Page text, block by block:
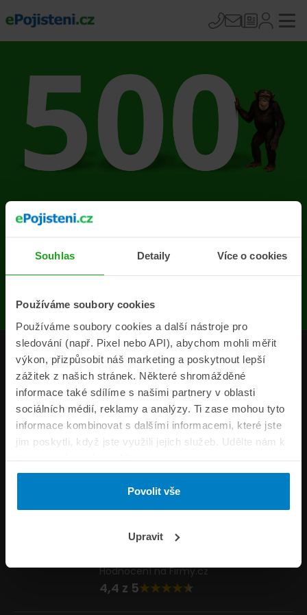
Souhlas Detaily Více o cookies
Používáme soubory cookies
Používáme soubory cookies a další nástroje pro
sledování (např. Pixel nebo API), abychom mohli měřit
výkon, přizpůsobit náš marketing a poskytnout lepší
zážitek z našich stránek. Některé shromážděné
informace také sdílíme s našimi partnery v oblasti
sociálních médií, reklamy a analýzy. Ti zase mohou tyto
informace kombinovat s dalšími informacemi, které jste
jim poskytli, když jste využili jejich služeb. Udělte nám k
tomu prosím svůj souhlas.
Povolit vše
Upravit
Na stránce se vyskytla
chyba
Produkty
Pojišťovny
Informace
ePojisteni.cz
Formuláře
Napište nám
Hodnocení na Firmy.cz
4,4 z 5